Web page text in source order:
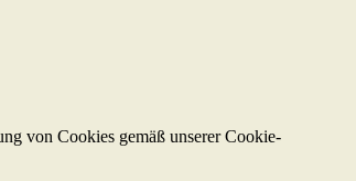
von Cookies gemäß unserer Cookie-